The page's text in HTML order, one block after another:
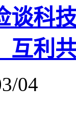
谈科
互利
04